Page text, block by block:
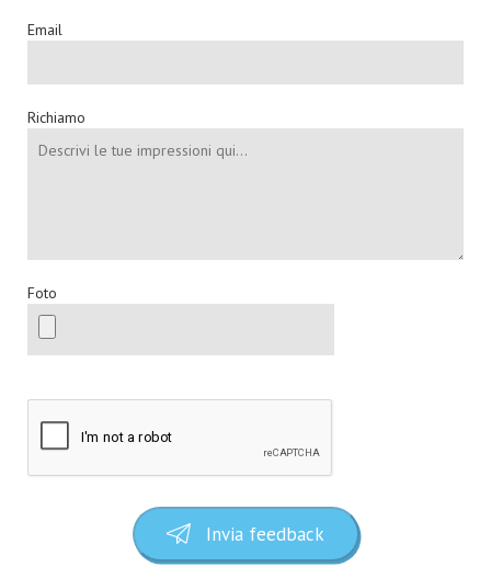
Email
Richiamo
Foto
Invia feedback